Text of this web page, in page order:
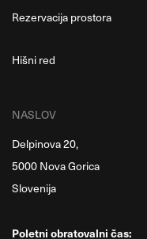
Rezervacija prostora
Hišni red
NASLOV
Delpinova 20,
5000 Nova Gorica
Slovenija
Poletni obratovalni čas: